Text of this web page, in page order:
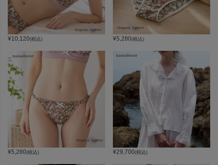
¥10,120(税込) ¥5,280(税込)
¥5,280(税込) ¥29,700(税込)